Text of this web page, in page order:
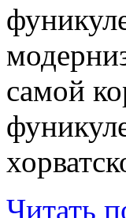
самой
Читать